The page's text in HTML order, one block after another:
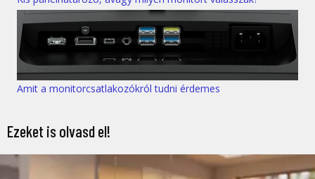
Amit a monitorcsatlakozókról tudni érdemes
Ezeket is olvasd el!